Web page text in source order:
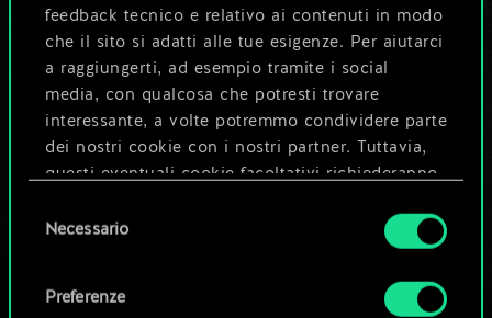
feedback tecnico e relativo ai contenuti in modo
che il sito si adatti alle tue esigenze. Per aiutarci
a raggiungerti, ad esempio tramite i social
media, con qualcosa che potresti trovare
interessante, a volte potremmo condividere parte
dei nostri cookie con i nostri partner. Tuttavia,
questi eventuali cookie facoltativi richiederanno
Tutti i dettagli su come utilizziamo i cookie e su
disponibili nel menu "Impostazioni" qui sotto.
delNecessario
Preferenze
Dai un nome al mazzo e crea una
guida
Modifica mazzo